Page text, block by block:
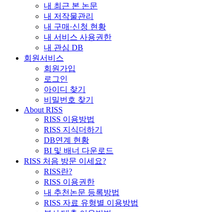
내 최근 본 논문
내 저작물관리
내 구매·신청 현황
내 서비스 사용권한
내 관심 DB
회원서비스
회원가입
로그인
아이디 찾기
비밀번호 찾기
About RISS
RISS 이용방법
RISS 지식더하기
DB연계 현황
BI 및 배너 다운로드
RISS 처음 방문 이세요?
RISS란?
RISS 이용권한
내 추천논문 등록방법
RISS 자료 유형별 이용방법